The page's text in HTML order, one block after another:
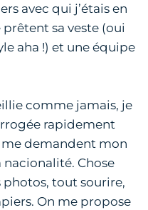
avec qui j’étais en
sa veste (oui
aha !) et une équipe
comme jamais, je
rapidement
demandent mon
Chose
tout sourire,
On me propose